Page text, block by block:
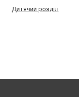
Дитячий розділ